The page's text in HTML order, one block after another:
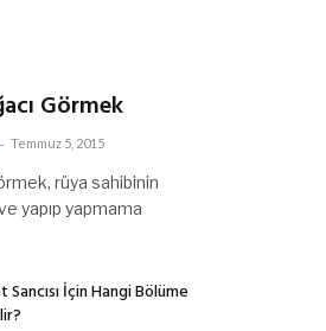
Görmek
Temmuz 5, 2015
rüya sahibinin
yapıp yapmama
Sancısı İçin Hangi Bölüme